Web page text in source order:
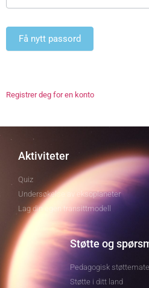
Registrer deg for en konto
Aktiviteter
Quiz
Undersøkelse av eksoplaneter
Lag din egen transittmodell
Støtte og
Pedagogisk
Støtte i ditt land